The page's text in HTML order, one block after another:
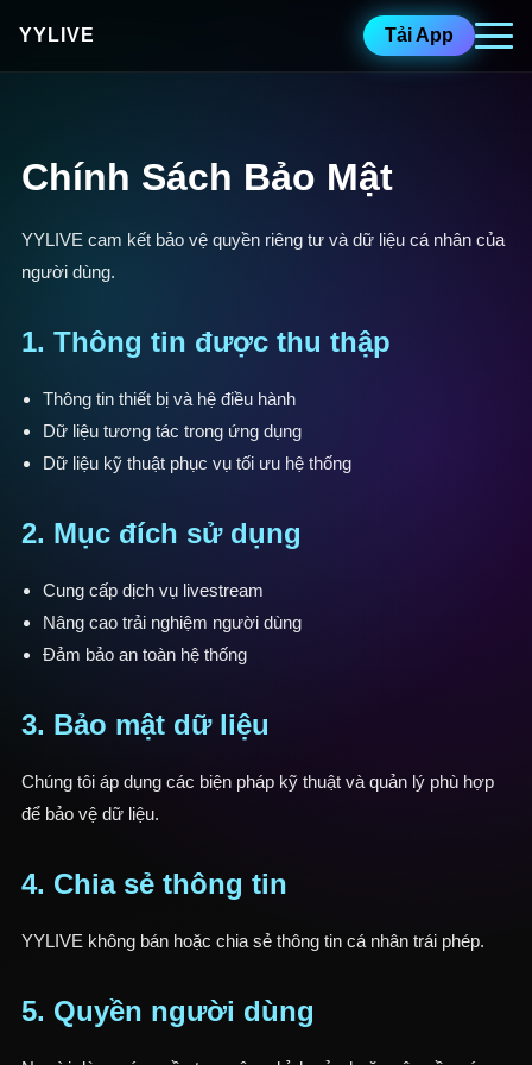
YYLIVE Tải App
Chính Sách Bảo Mật
YYLIVE cam kết bảo vệ quyền riêng tư và dữ liệu cá nhân của
người dùng.
1. Thông tin được thu thập
Thông tin thiết bị và hệ điều hành
Dữ liệu tương tác trong ứng dụng
Dữ liệu kỹ thuật phục vụ tối ưu hệ thống
2. Mục đích sử dụng
Cung cấp dịch vụ livestream
Nâng cao trải nghiệm người dùng
Đảm bảo an toàn hệ thống
3. Bảo mật dữ liệu
Chúng tôi áp dụng các biện pháp kỹ thuật và quản lý phù hợp
để bảo vệ dữ liệu.
4. Chia sẻ thông tin
YYLIVE không bán hoặc chia sẻ thông tin cá nhân trái phép.
5. Quyền người dùng